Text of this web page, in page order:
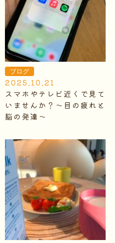
ブログ
2025.10.21
スマホやテレビ近くで見て
いませんか？～目の疲れと
脳の発達～